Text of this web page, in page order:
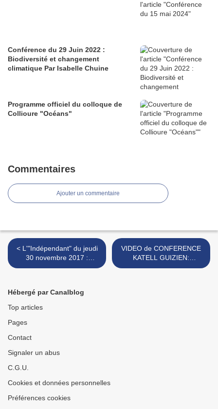
Conférence du 29 Juin 2022 :
Biodiversité et changement
climatique Par Isabelle Chuine
Programme officiel du colloque de
Collioure "Océans"
Commentaires
Ajouter un commentaire
< L'"Indépendant" du jeudi
30 novembre 2017 :
l'inauguration de l'aquarium
VIDEO de CONFERENCE
KATELL GUIZIEN:
"connectivité des aires
Hébergé par Canalblog
Top articles
Pages
Contact
Signaler un abus
C.G.U.
Cookies et données personnelles
Préférences cookies